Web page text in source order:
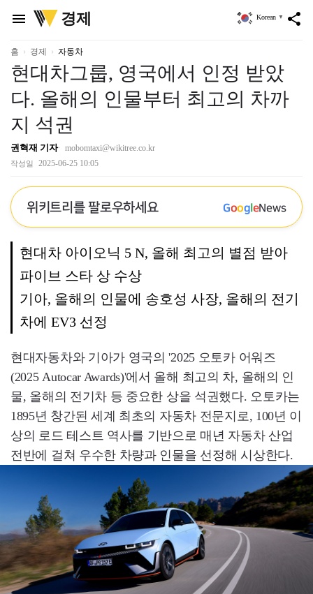
menu
위
키
리
경제 share
Korean ▼
홈 경제 자동차
현대차그룹, 영국에서 인정 받았
다. 올해의 인물부터 최고의 차까
지 석권
권혁재 기자 mobomtaxi@wikitree.co.kr
작성일 2025-06-25 10:05
위키트리를 팔로우하세요 GoogleNews
현대차 아이오닉 5 N, 올해 최고의 별점 받아
파이브 스타 상 수상
기아, 올해의 인물에 송호성 사장, 올해의 전기
차에 EV3 선정
현대자동차와 기아가 영국의 '2025 오토카 어워즈
(2025 Autocar Awards)'에서 올해 최고의 차, 올해의 인
물, 올해의 전기차 등 중요한 상을 석권했다. 오토카는
1895년 창간된 세계 최초의 자동차 전문지로, 100년 이
상의 로드 테스트 역사를 기반으로 매년 자동차 산업
전반에 걸쳐 우수한 차량과 인물을 선정해 시상한다.